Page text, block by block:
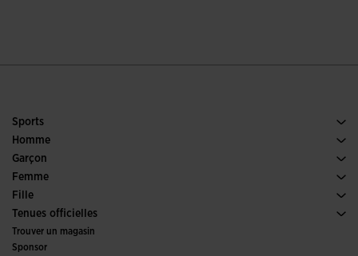
Sports
Running
Football
Padel
Trail Running
Homme
Chaussures Homme
Sports
Garçon
Voir tous les vêtements Garçon
Femme
Chaussures Femme
Sports
Fille
Voir tous les vêtements Fille
Tenues officielles
Football
Futsal
Trouver un magasin
Sponsor